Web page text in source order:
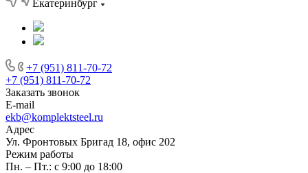
Екатеринбург
+7 (951) 811-70-72
+7 (951) 811-70-72
Заказать звонок
E-mail
ekb@komplektsteel.ru
Адрес
Ул. Фронтовых Бригад 18, офис 202
Режим работы
Пн. – Пт.: с 9:00 до 18:00